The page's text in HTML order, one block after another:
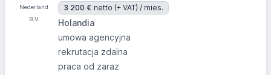
3 200 € netto (+ VAT) / mies.
Holandia
umowa agencyjna
rekrutacja zdalna
praca od zaraz